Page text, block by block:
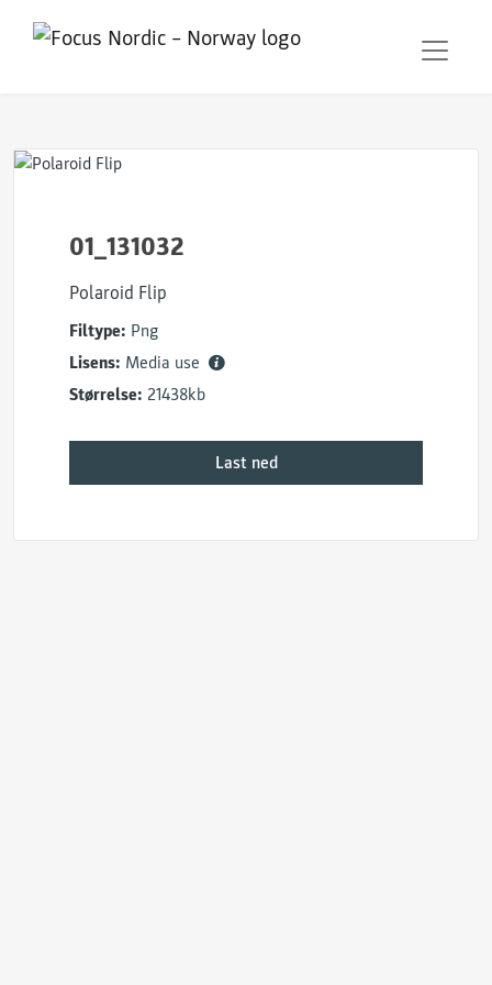
01_131032
Polaroid Flip
Filtype: Png
Lisens: Media use
Størrelse: 21438kb
Last ned